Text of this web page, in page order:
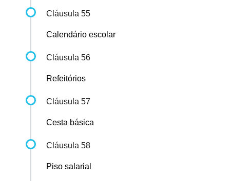
Cláusula 55
Calendário escolar
Cláusula 56
Refeitórios
Cláusula 57
Cesta básica
Cláusula 58
Piso salarial